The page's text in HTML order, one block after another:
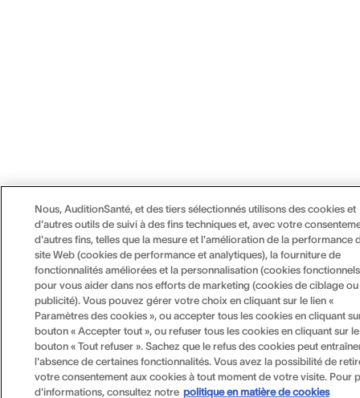
Nous, AuditionSanté, et des tiers sélectionnés utilisons des cookies et
d'autres outils de suivi à des fins techniques et, avec votre
d'autres fins, telles que la mesure et l'amélioration de la performance
site Web (cookies de performance et analytiques), la fourniture de
fonctionnalités améliorées et la personnalisation (cookies
pour vous aider dans nos efforts de marketing (cookies de ciblage
publicité). Vous pouvez gérer votre choix en cliquant sur le lien «
Paramètres des cookies », ou accepter tous les cookies en cliquant
bouton « Accepter tout », ou refuser tous les cookies en cliquant sur le
bouton « Tout refuser ». Sachez que le refus des cookies peut
l'absence de certaines fonctionnalités. Vous avez la possibilité de
votre consentement aux cookies à tout moment de votre visite. Pour
d'informations, consultez notre politique en matière de cookies